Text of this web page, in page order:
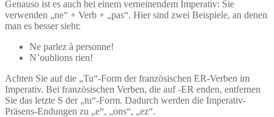
Genauso ist es auch bei einem verneinendem Imperativ: Sie
verwenden „ne“ + Verb + „pas“. Hier sind zwei Beispiele, an denen
man es besser sieht:
Ne parlez à personne!
N’oublions rien!
Achten Sie auf die „Tu“-Form der französischen ER-Verben im
Imperativ. Bei französischen Verben, die auf -ER enden, entfernen
Sie das letzte S der „tu“-Form. Dadurch werden die Imperativ-
Präsens-Endungen zu „e“, „ons“, „ez“.